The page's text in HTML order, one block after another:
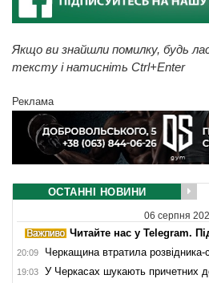
Якщо ви знайшли помилку, будь
тексту і натисніть Ctrl+Enter
Реклама
ОСТАННІ НОВИНИ
06 серпня
Читайте нас у Telegram.
20:09 Черкащина втратила розвідника-
19:03 У Черкасах шукають причетних